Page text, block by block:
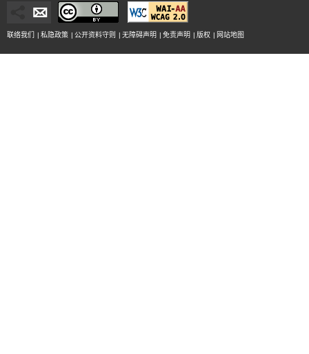
联络我们 | 私隐政策 | 公开资料守则 | 无障碍声明 | 免责声明 | 版权 | 网站地图